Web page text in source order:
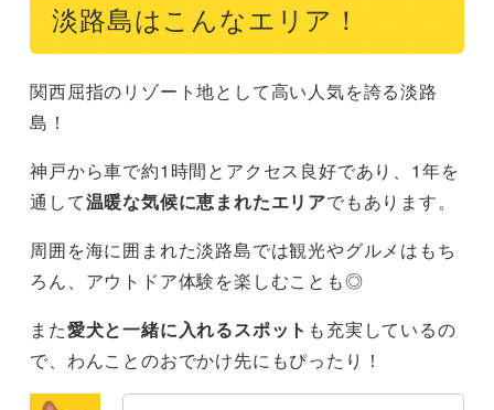
淡路島はこんなエリア！
関西屈指のリゾート地として高い人気を誇る淡路
島！
神戸から車で約1時間とアクセス良好であり、1年を
通して温暖な気候に恵まれたエリアでもあります。
周囲を海に囲まれた淡路島では観光やグルメはもち
ろん、アウトドア体験を楽しむことも◎
また愛犬と一緒に入れるスポット も充実しているの
で、わんことのおでかけ先にもぴったり！